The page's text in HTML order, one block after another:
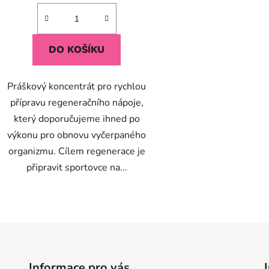
5,0
z
hvězdiček.
DO KOŠÍKU
Práškový koncentrát pro rychlou
přípravu regeneračního nápoje,
který doporučujeme ihned po
výkonu pro obnovu vyčerpaného
organizmu. Cílem regenerace je
připravit sportovce na...